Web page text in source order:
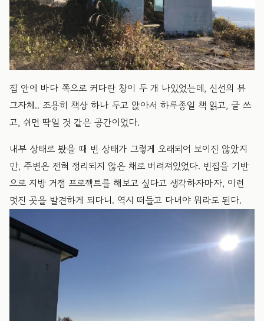
​집 안에 바다 쪽으로 커다란 창이 두 개 나있었는데, 신선의 뷰
그자체.. 조용히 책상 하나 두고 앉아서 하루종일 책 읽고, 글 쓰
고, 쉬면 딱일 것 같은 공간이었다.
​내부 상태로 봤을 때 빈 상태가 그렇게 오래되어 보이진 않았지
만, 주변은 전혀 정리되지 않은 채로 버려져있었다. 빈집을 기반
으로 지방 거점 프로젝트를 해보고 싶다고 생각하자마자, 이런
멋진 곳을 발견하게 되다니. 역시 떠들고 다녀야 뭐라도 된다.